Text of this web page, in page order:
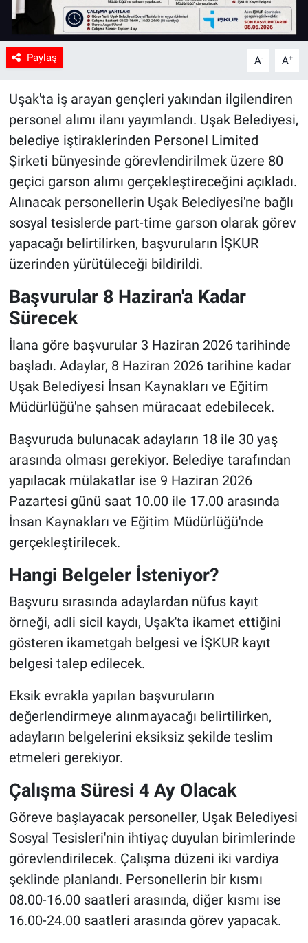
Paylaş A- A+
Uşak'ta iş arayan gençleri yakından ilgilendiren
personel alımı ilanı yayımlandı. Uşak Belediyesi,
belediye iştiraklerinden Personel Limited
Şirketi bünyesinde görevlendirilmek üzere 80
geçici garson alımı gerçekleştireceğini açıkladı.
Alınacak personellerin Uşak Belediyesi'ne bağlı
sosyal tesislerde part-time garson olarak görev
yapacağı belirtilirken, başvuruların İŞKUR
üzerinden yürütüleceği bildirildi.
Başvurular 8 Haziran'a Kadar
Sürecek
İlana göre başvurular 3 Haziran 2026 tarihinde
başladı. Adaylar, 8 Haziran 2026 tarihine kadar
Uşak Belediyesi İnsan Kaynakları ve Eğitim
Müdürlüğü'ne şahsen müracaat edebilecek.
Başvuruda bulunacak adayların 18 ile 30 yaş
arasında olması gerekiyor. Belediye tarafından
yapılacak mülakatlar ise 9 Haziran 2026
Pazartesi günü saat 10.00 ile 17.00 arasında
İnsan Kaynakları ve Eğitim Müdürlüğü'nde
gerçekleştirilecek.
Hangi Belgeler İsteniyor?
Başvuru sırasında adaylardan nüfus kayıt
örneği, adli sicil kaydı, Uşak'ta ikamet ettiğini
gösteren ikametgah belgesi ve İŞKUR kayıt
belgesi talep edilecek.
Eksik evrakla yapılan başvuruların
değerlendirmeye alınmayacağı belirtilirken,
adayların belgelerini eksiksiz şekilde teslim
etmeleri gerekiyor.
Çalışma Süresi 4 Ay Olacak
Göreve başlayacak personeller, Uşak Belediyesi
Sosyal Tesisleri'nin ihtiyaç duyulan birimlerinde
görevlendirilecek. Çalışma düzeni iki vardiya
şeklinde planlandı. Personellerin bir kısmı
08.00-16.00 saatleri arasında, diğer kısmı ise
16.00-24.00 saatleri arasında görev yapacak.